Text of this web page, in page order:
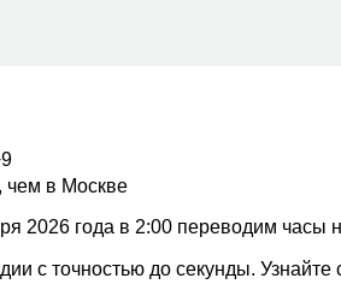
чем в Москве
2026 года в 2:00 переводим часы
с точностью до секунды.